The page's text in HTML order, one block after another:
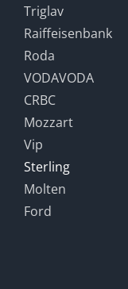
Triglav
Raiffeisenbank
Roda
VODAVODA
CRBC
Mozzart
Vip
Sterling
Molten
Ford